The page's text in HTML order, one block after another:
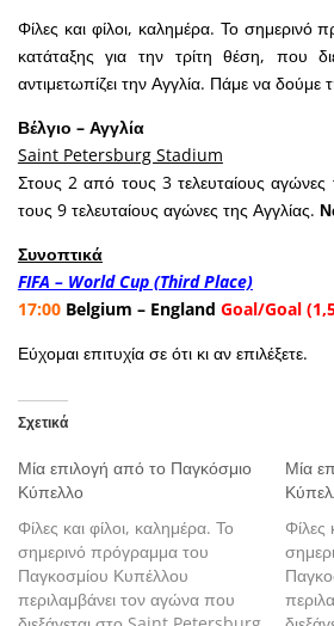
Φίλες και φίλοι, καλημέρα. Το
κατάταξης για την τρίτη θέση, που
αντιμετωπίζει την Αγγλία. Πάμε να δούμε
Βέλγιο – Αγγλία
Saint Petersburg Stadium
Στους 2 από τους 3 τελευταίους
τους 9 τελευταίους αγώνες της Αγγλίας.
Συνοπτικά
FIFA – World Cup (Third Place)
17:00Belgium – England Goal/Goal
Εύχομαι επιτυχία σε ότι κι αν επιλέξετε.
Σχετικά
Μία επιλογή από το Παγκόσμιο
Κύπελλο
Φίλες και φίλοι, καλημέρα. Το
σημερινό πρόγραμμα του
Παγκοσμίου Κυπέλλου
περιλαμβάνει τον αγώνα που
Μία
Φίλες